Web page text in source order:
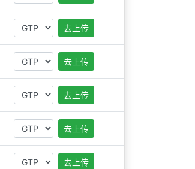
去上传
去上传
去上传
去上传
去上传